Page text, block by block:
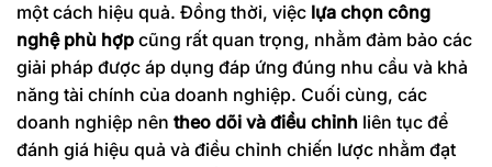
một cách hiệu quả. Đồng thời, việc lựa chọn công
nghệ phù hợp cũng rất quan trọng, nhằm đảm bảo các
giải pháp được áp dụng đáp ứng đúng nhu cầu và khả
năng tài chính của doanh nghiệp. Cuối cùng, các
doanh nghiệp nên theo dõi và điều chỉnh liên tục để
đánh giá hiệu quả và điều chỉnh chiến lược nhằm đạt